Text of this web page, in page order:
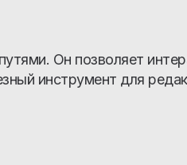
Он позволяет
инструмент для